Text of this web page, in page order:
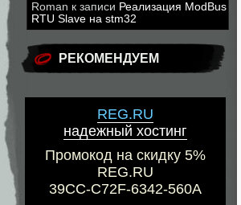
Roman к записи Реализация ModBus
RTU Slave на stm32
РЕКОМЕНДУЕМ
REG.RU
надежный хостинг
Промокод на скидку 5%
REG.RU
39CC-C72F-6342-560A